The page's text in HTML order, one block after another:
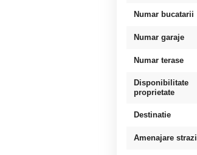
Numar bucatarii
Numar garaje
Numar terase
Disponibilitate
proprietate
Destinatie
Amenajare strazi